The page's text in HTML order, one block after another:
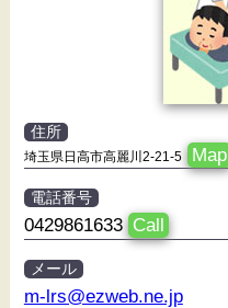
住所
埼玉県日高市高麗川2-21-5 Map
電話番号
0429861633 Call
メール
m-lrs@ezweb.ne.jp